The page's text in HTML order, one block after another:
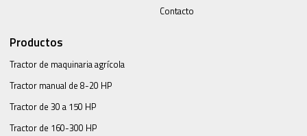
Contacto
Productos
Tractor de maquinaria agrícola
Tractor manual de 8-20 HP
Tractor de 30 a 150 HP
Tractor de 160-300 HP